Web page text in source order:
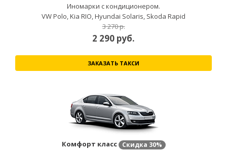
Иномарки с кондиционером.
VW Polo, Kia RIO, Hyundai Solaris, Skoda Rapid
3 270 р.
2 290 руб.
ЗАКАЗАТЬ ТАКСИ
Комфорт класс Скидка 30%